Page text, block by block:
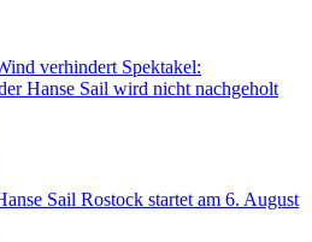
verhindert Spektakel:
Hanse Sail wird nicht nachgeholt
Sail Rostock startet am 6. August